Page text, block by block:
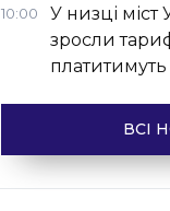
10:00
У низці міст
зросли
ВСІ